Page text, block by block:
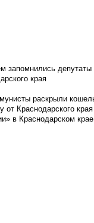
запомнились
края
раскрыли
от Краснодарского края
в Краснодарском